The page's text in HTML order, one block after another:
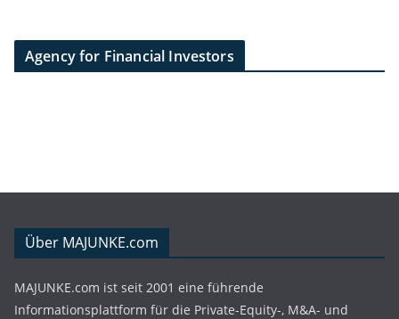
Agency for Financial Investors
Über MAJUNKE.com
MAJUNKE.com ist seit 2001 eine führende
Informationsplattform für die Private-Equity-, M&A- und